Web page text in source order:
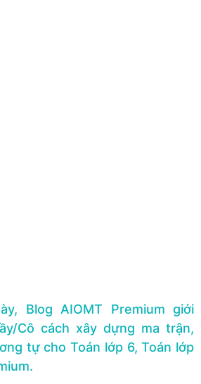
Blog AIOMT Premium giới
Cô cách xây dựng ma trận,
tự cho Toán lớp 6, Toán lớp